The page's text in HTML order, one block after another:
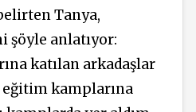
belirten Tanya,
şöyle anlatıyor:
katılan arkadaşlar
kamplarına